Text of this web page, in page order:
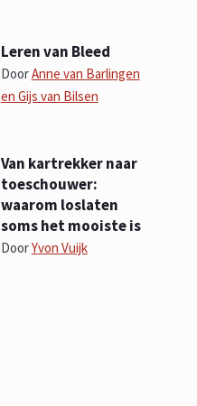
Leren van Bleed
DoorAnne van Barlingen
en Gijs van Bilsen
Van kartrekker naar
toeschouwer:
waarom loslaten
soms het mooiste is
DoorYvon Vuijk